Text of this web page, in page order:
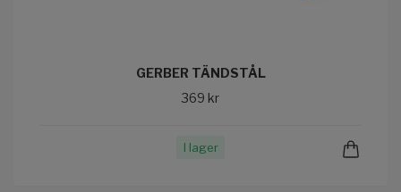
GERBER TÄNDSTÅL
369 kr
I lager